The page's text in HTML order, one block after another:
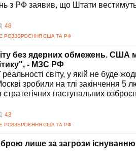
з РФ заявив, що Штати
48
РОЗЗБРОЄННЯ США ТА РФ
без ядерних обмежень. США
- МЗС РФ
реальності світу, у якій не буде
зробили на тлі закінчення 5
стратегічних наступальних
43
РОЗЗБРОЄННЯ США ТА РФ
лише за загрози